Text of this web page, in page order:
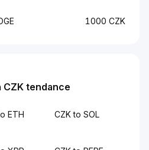
1000 CZK
tendance
ETH CZK to SOL